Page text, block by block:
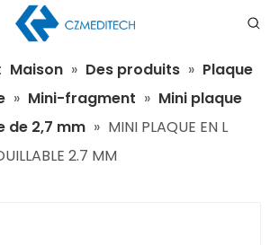
Maison » Des produits » Plaque
» Mini-fragment » Mini plaque
de 2,7 mm » MINI PLAQUE EN L
2.7 MM